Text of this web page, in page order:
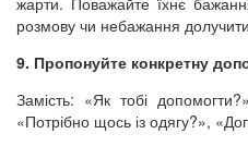
розмову чи небажання
9. Пропонуйте конкретну
Замість: «Як тобі
«Потрібно щось із одягу?»,